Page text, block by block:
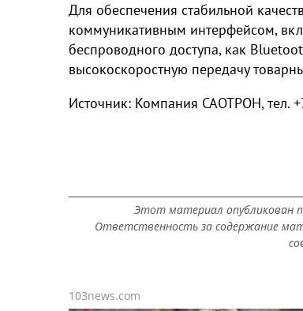
Для обеспечения стабильной
коммуникативным интерфейсом,
беспроводного доступа, как
высокоскоростную передачу
Источник: Компания САОТРОН, тел.
Этот материал опубликован
Ответственность за содержание
103news.com